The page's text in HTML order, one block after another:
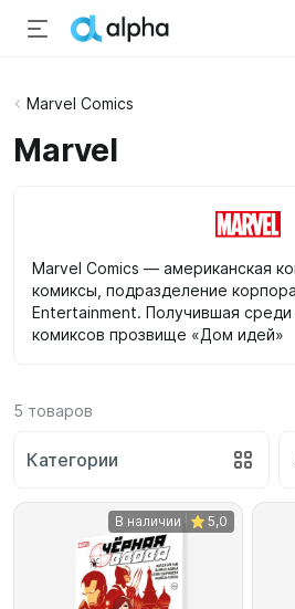
Marvel Comics
Marvel
Marvel Comics — американская
комиксы, подразделение
Entertainment. Получившая среди
комиксов прозвище «Дом идей»
5 товаров
Категории
В наличии 5,0